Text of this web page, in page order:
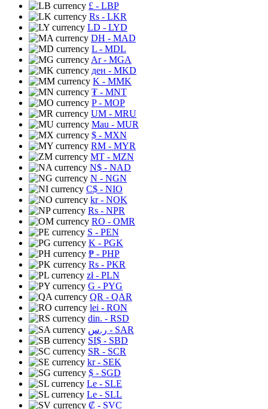
£ - LBP
Rs - LKR
LD - LYD
DH - MAD
L - MDL
Ar- MGA
ден - MKD
K - MMK
₮ - MNT
P- MOP
UM - MRU
Mau - MUR
$ - MXN
RM - MYR
MT - MZN
N$ - NAD
N - NGN
C$ - NIO
kr- NOK
Rs - NPR
RO - OMR
S - PEN
K - PGK
₱ - PHP
Rs - PKR
zł- PLN
G - PYG
QR - QAR
lei - RON
din. - RSD
ر.س - SAR
SI$ - SBD
SR - SCR
kr- SEK
$ - SGD
Le - SLE
Le - SLL
₡ - SVC